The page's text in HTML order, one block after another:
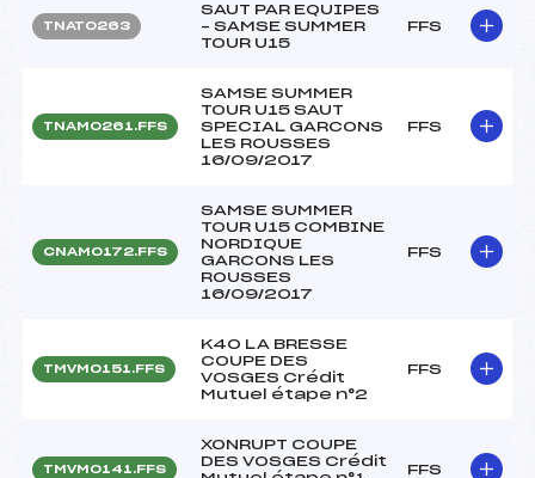
TNAT0263
SAUT PAR EQUIPES
– SAMSE SUMMER
TOUR U15
FFS
TNAM0261.FFS
SAMSE SUMMER
TOUR U15 SAUT
SPECIAL GARCONS
LES ROUSSES
16/09/2017
FFS
CNAM0172.FFS
SAMSE SUMMER
TOUR U15 COMBINE
NORDIQUE
GARCONS LES
ROUSSES
16/09/2017
FFS
TMVM0151.FFS
K40 LA BRESSE
COUPE DES
VOSGES Crédit
Mutuel étape n°2
FFS
TMVM0141.FFS
XONRUPT COUPE
DES VOSGES Crédit
FFS